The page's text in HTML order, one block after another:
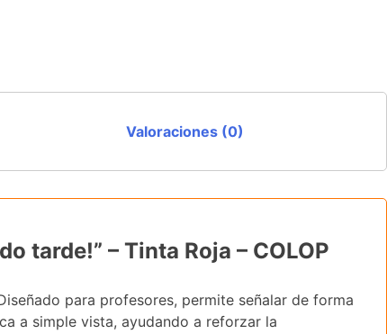
Valoraciones (0)
tarde!” – Tinta Roja – COLOP
para profesores, permite señalar de forma
a simple vista, ayudando a reforzar la